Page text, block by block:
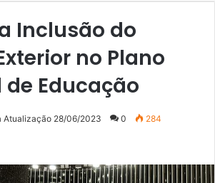
Inclusão do
no Plano
Educação
Atualização 28/06/2023 0 284